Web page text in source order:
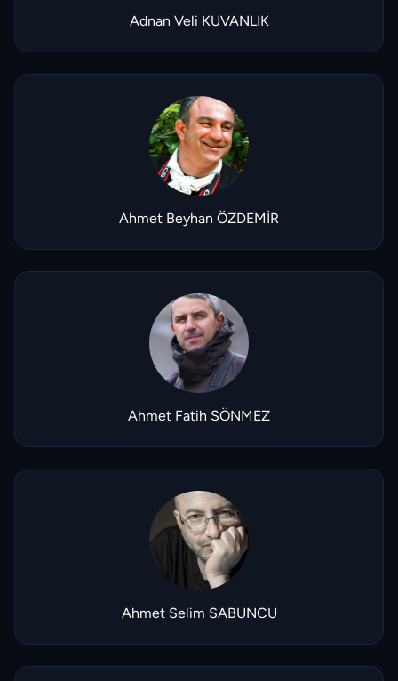
Adnan Veli KUVANLIK
Ahmet Beyhan ÖZDEMİR
Ahmet Fatih SÖNMEZ
Ahmet Selim SABUNCU